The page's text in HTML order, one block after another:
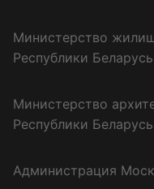
Министерство
Республики Беларусь
Министерство
Республики Беларусь
Администрация